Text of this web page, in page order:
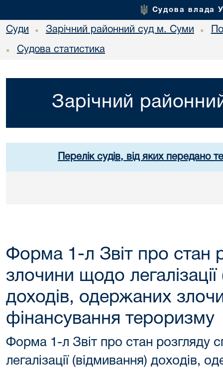
Судова влада
Суди • Зарічний районний суд м. Суми •
• Судова статистика
Зарічний
Перелік судів, від яких передано
Форма 1-л Звіт про стан
злочини щодо
доходів, одержаних
фінансування тероризму
Форма 1-л Звіт про стан розгляду
легалізації (відмивання) доходів,